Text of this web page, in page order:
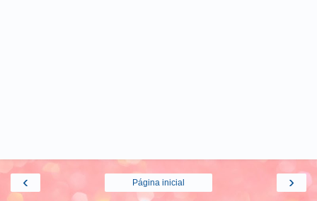
‹ ›
Página inicial